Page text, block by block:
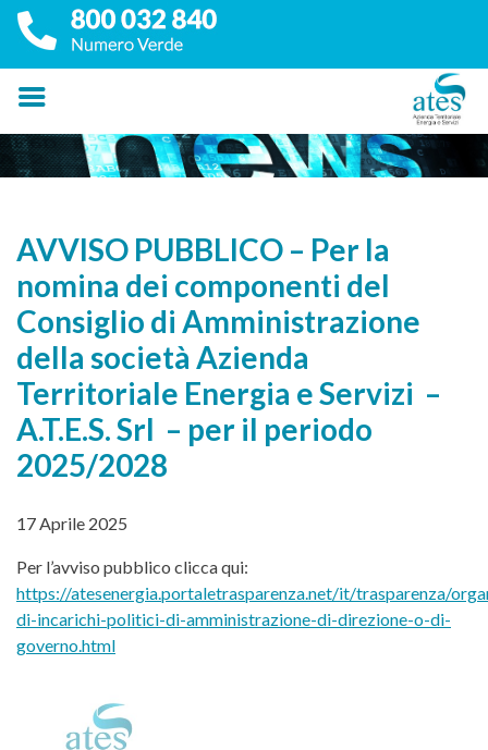
AVVISO PUBBLICO – Per la
nomina dei componenti del
Consiglio di Amministrazione
della società Azienda
Territoriale Energia e Servizi –
A.T.E.S. Srl – per il periodo
2025/2028
17 Aprile 2025
Per l’avviso pubblico clicca qui:
https://atesenergia.portaletrasparenza.net/it/trasparenza/
di-incarichi-politici-di-amministrazione-di-direzione-o-di-
governo.html